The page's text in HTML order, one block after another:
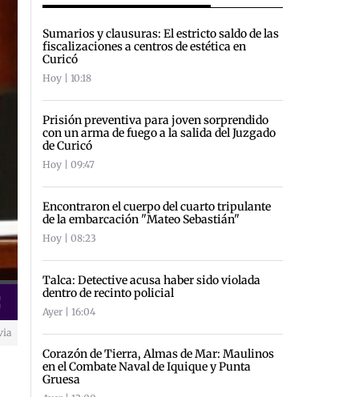
Sumarios y clausuras: El estricto saldo de las
fiscalizaciones a centros de estética en
Curicó
Hoy | 10:18
Prisión preventiva para joven sorprendido
con un arma de fuego a la salida del Juzgado
de Curicó
Hoy | 09:47
Encontraron el cuerpo del cuarto tripulante
de la embarcación "Mateo Sebastián"
Hoy | 08:23
Talca: Detective acusa haber sido violada
dentro de recinto policial
Ayer | 16:04
Corazón de Tierra, Almas de Mar: Maulinos
en el Combate Naval de Iquique y Punta
Gruesa